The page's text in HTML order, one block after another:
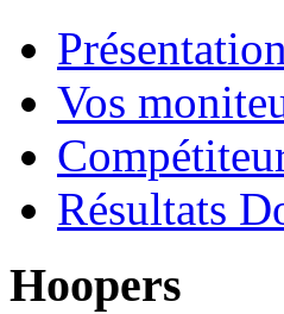
Présentation
Vos
Résultats
Hoopers